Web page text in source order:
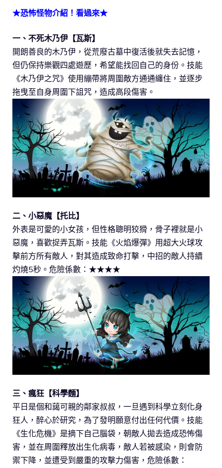
★恐怖怪物介紹！看過來★
一、不死木乃伊【瓦斯】
開朗善良的木乃伊，從荒廢古墓中復活後就失去記憶，
但仍保持樂觀四處遊歷，希望能找回自己的身份。技能
《木乃伊之咒》使用繃帶將周圍敵方通通纏住，並逐步
拖曳至自身周圍下詛咒，造成高段傷害。
二、小惡魔【托比】
外表是可愛的小女孩，但性格聰明狡猾，骨子裡就是小
惡魔，喜歡捉弄瓦斯。技能《火焰爆彈》用超大火球攻
擊前方所有敵人，對其造成致命打擊，中招的敵人持續
灼燒5秒。危險係數：★★★★
三、瘋狂【科學麵】
平日是個和藹可親的鄰家叔叔，一旦遇到科學立刻化身
狂人，醉心於研究，為了發明願意付出任何代價。技能
《生化危機》是摘下自己腦袋，朝敵人拋去造成恐怖傷
害，並在周圍釋放出生化病毒，敵人若被感染，則會防
禦下降，並遭受到嚴重的攻擊力傷害，危險係數：